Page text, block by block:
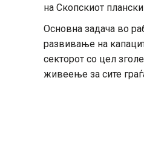
на Скопскиот
Основна задача во
развивање на
секторот со цел
живеење за сите